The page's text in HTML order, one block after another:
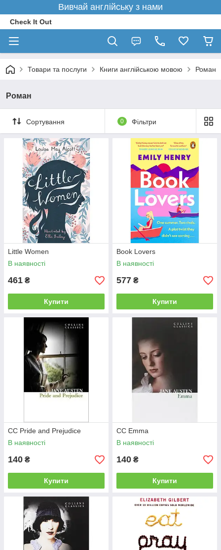
Вивчай англійську з нами
Check It Out
Товари та послуги Книги англійською мовою Роман
Роман
Сортування 0 Фільтри
Little Women
В наявності
461 ₴
Купити
Book Lovers
В наявності
577 ₴
Купити
CC Pride and Prejudice
В наявності
140 ₴
Купити
CC Emma
В наявності
140 ₴
Купити